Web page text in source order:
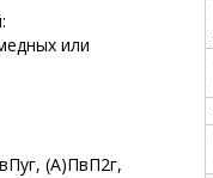
или
(А)ПвП2г,